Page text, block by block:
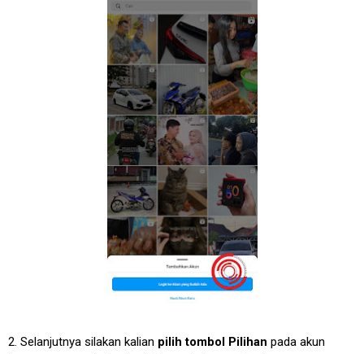
2. Selanjutnya silakan kalian pilih tombol Pilihan pada akun